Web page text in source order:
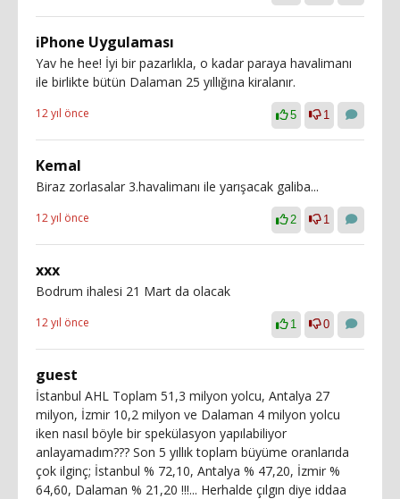
iPhone Uygulaması
Yav he hee! İyi bir pazarlıkla, o kadar paraya havalimanı
ile birlikte bütün Dalaman 25 yıllığına kiralanır.
12 yıl önce 5 1
Kemal
Biraz zorlasalar 3.havalimanı ile yarışacak galiba...
12 yıl önce 2 1
xxx
Bodrum ihalesi 21 Mart da olacak
12 yıl önce 1 0
guest
İstanbul AHL Toplam 51,3 milyon yolcu, Antalya 27
milyon, İzmir 10,2 milyon ve Dalaman 4 milyon yolcu
iken nasıl böyle bir spekülasyon yapılabiliyor
anlayamadım??? Son 5 yıllık toplam büyüme oranlarıda
çok ilginç; İstanbul % 72,10, Antalya % 47,20, İzmir %
64,60, Dalaman % 21,20 !!!... Herhalde çılgın diye iddaa